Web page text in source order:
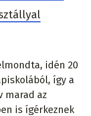
idén 20
így a
marad az
is ígérkeznek